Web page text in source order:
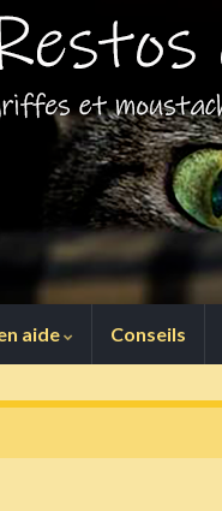
aide Conseils